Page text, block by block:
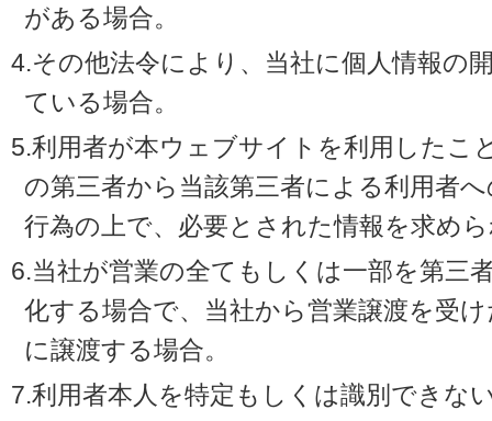
がある場合。
4.その他法令により、当社に個人情報の
ている場合。
5.利用者が本ウェブサイトを利用したこ
の第三者から当該第三者による利用者
行為の上で、必要とされた情報を求め
6.当社が営業の全てもしくは一部を第三
化する場合で、当社から営業譲渡を受
に譲渡する場合。
7.利用者本人を特定もしくは識別できな